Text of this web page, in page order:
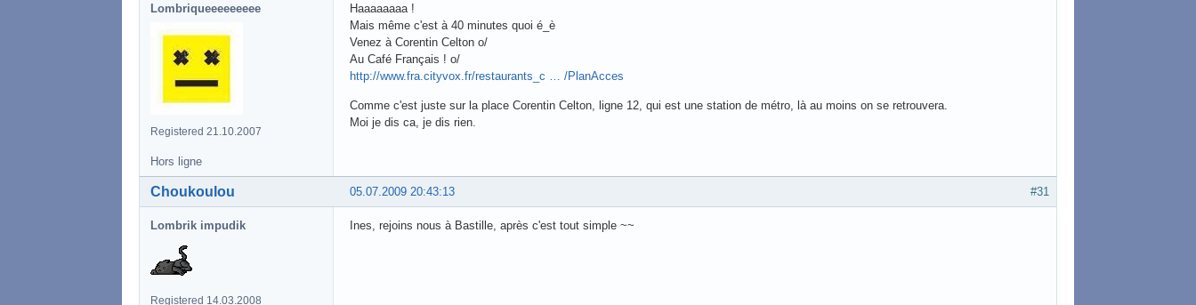
Lombriqueeeeeeeee
Registered 21.10.2007
Haaaaaaaa !
Mais même c'est à 40 minutes quoi é_è
Venez à Corentin Celton o/
Au Café Français ! o/
http://www.fra.cityvox.fr/restaurants_c … /PlanAcces
Comme c'est juste sur la place Corentin Celton, ligne 12, qui est une station de métro, là au moins on se retrouvera.
Moi je dis ca, je dis rien.
Hors ligne
#31
05.07.2009 20:43:13
Choukoulou
Lombrik impudik
Registered 14.03.2008
Ines, rejoins nous à Bastille, après c'est tout simple ~~